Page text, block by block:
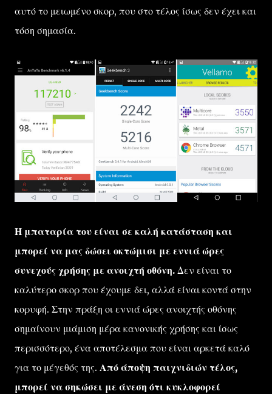
αυτό το μειωμένο σκορ, που στο τέλος ίσως δεν έχει και
τόση σημασία.
Η μπαταρία του είναι σε καλή κατάσταση και
μπορεί να μας δώσει οκτώμισι με εννιά ώρες
συνεχούς χρήσης με ανοιχτή οθόνη. Δεν είναι το
καλύτερο σκορ που έχουμε δει, αλλά είναι κοντά στην
κορυφή. Στην πράξη οι εννιά ώρες ανοιχτής οθόνης
σημαίνουν μιάμιση μέρα κανονικής χρήσης και ίσως
περισσότερο, ένα αποτέλεσμα που είναι αρκετά καλό
για το μέγεθός της. Από άποψη παιχνιδιών τέλος,
μπορεί να σηκώσει με άνεση ότι κυκλοφορεί